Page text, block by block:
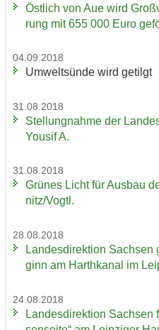
Öst­lich von Aue wird
rung mit 655 000 Euro
04.09.2018
Um­welt­sün­de wird ge­tilgt
31.08.2018
Stel­lung­nah­me der
You­sif A.
31.08.2018
Grü­nes Licht für Aus­bau
nitz/Vogtl.
28.08.2018
Lan­des­di­rek­ti­on
ginn am Harth­ka­nal im
24.08.2018
Lan­des­di­rek­ti­on Sach­sen